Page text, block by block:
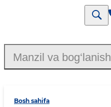
Bosh sahifa
Manzil va bog‘lanish